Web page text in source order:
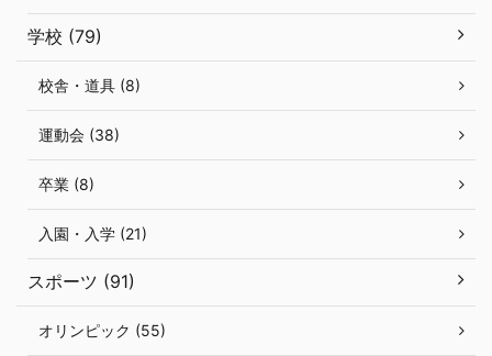
学校 (79)
校舎・道具 (8)
運動会 (38)
卒業 (8)
入園・入学 (21)
スポーツ (91)
オリンピック (55)